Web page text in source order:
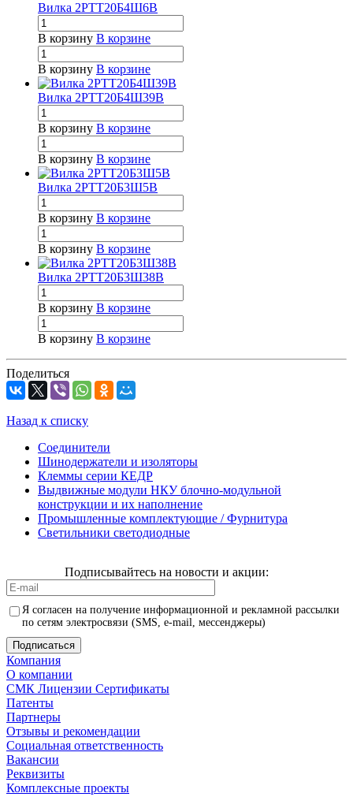
Вилка 2РТТ20Б4Ш6В
В корзину В корзине
В корзину В корзине
Вилка 2РТТ20Б4Ш39В
В корзину В корзине
В корзину В корзине
Вилка 2РТТ20Б3Ш5В
В корзину В корзине
В корзину В корзине
Вилка 2РТТ20Б3Ш38В
В корзину В корзине
В корзину В корзине
Поделиться
Назад к списку
Соединители
Шинодержатели и изоляторы
Клеммы серии КЕДР
Выдвижные модули НКУ блочно-модульной
конструкции и их наполнение
Промышленные комплектующие / Фурнитура
Светильники светодиодные
Подписывайтесь на новости и акции:
Я согласен на получение информационной и рекламной рассылки
по сетям электросвязи (SMS, e-mail, мессенджеры)
Компания
О компании
СМК Лицензии Сертификаты
Патенты
Партнеры
Отзывы и рекомендации
Социальная ответственность
Вакансии
Реквизиты
Комплексные проекты